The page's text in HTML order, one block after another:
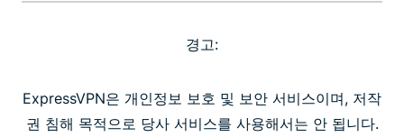
경고:
ExpressVPN은 개인정보 보호 및 보안 서비스이며, 저작
권 침해 목적으로 당사 서비스를 사용해서는 안 됩니다.